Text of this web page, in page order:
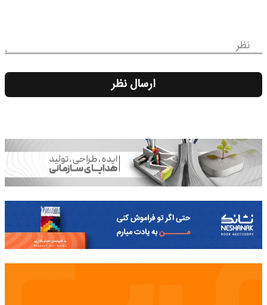
نظر
ارسال نظر